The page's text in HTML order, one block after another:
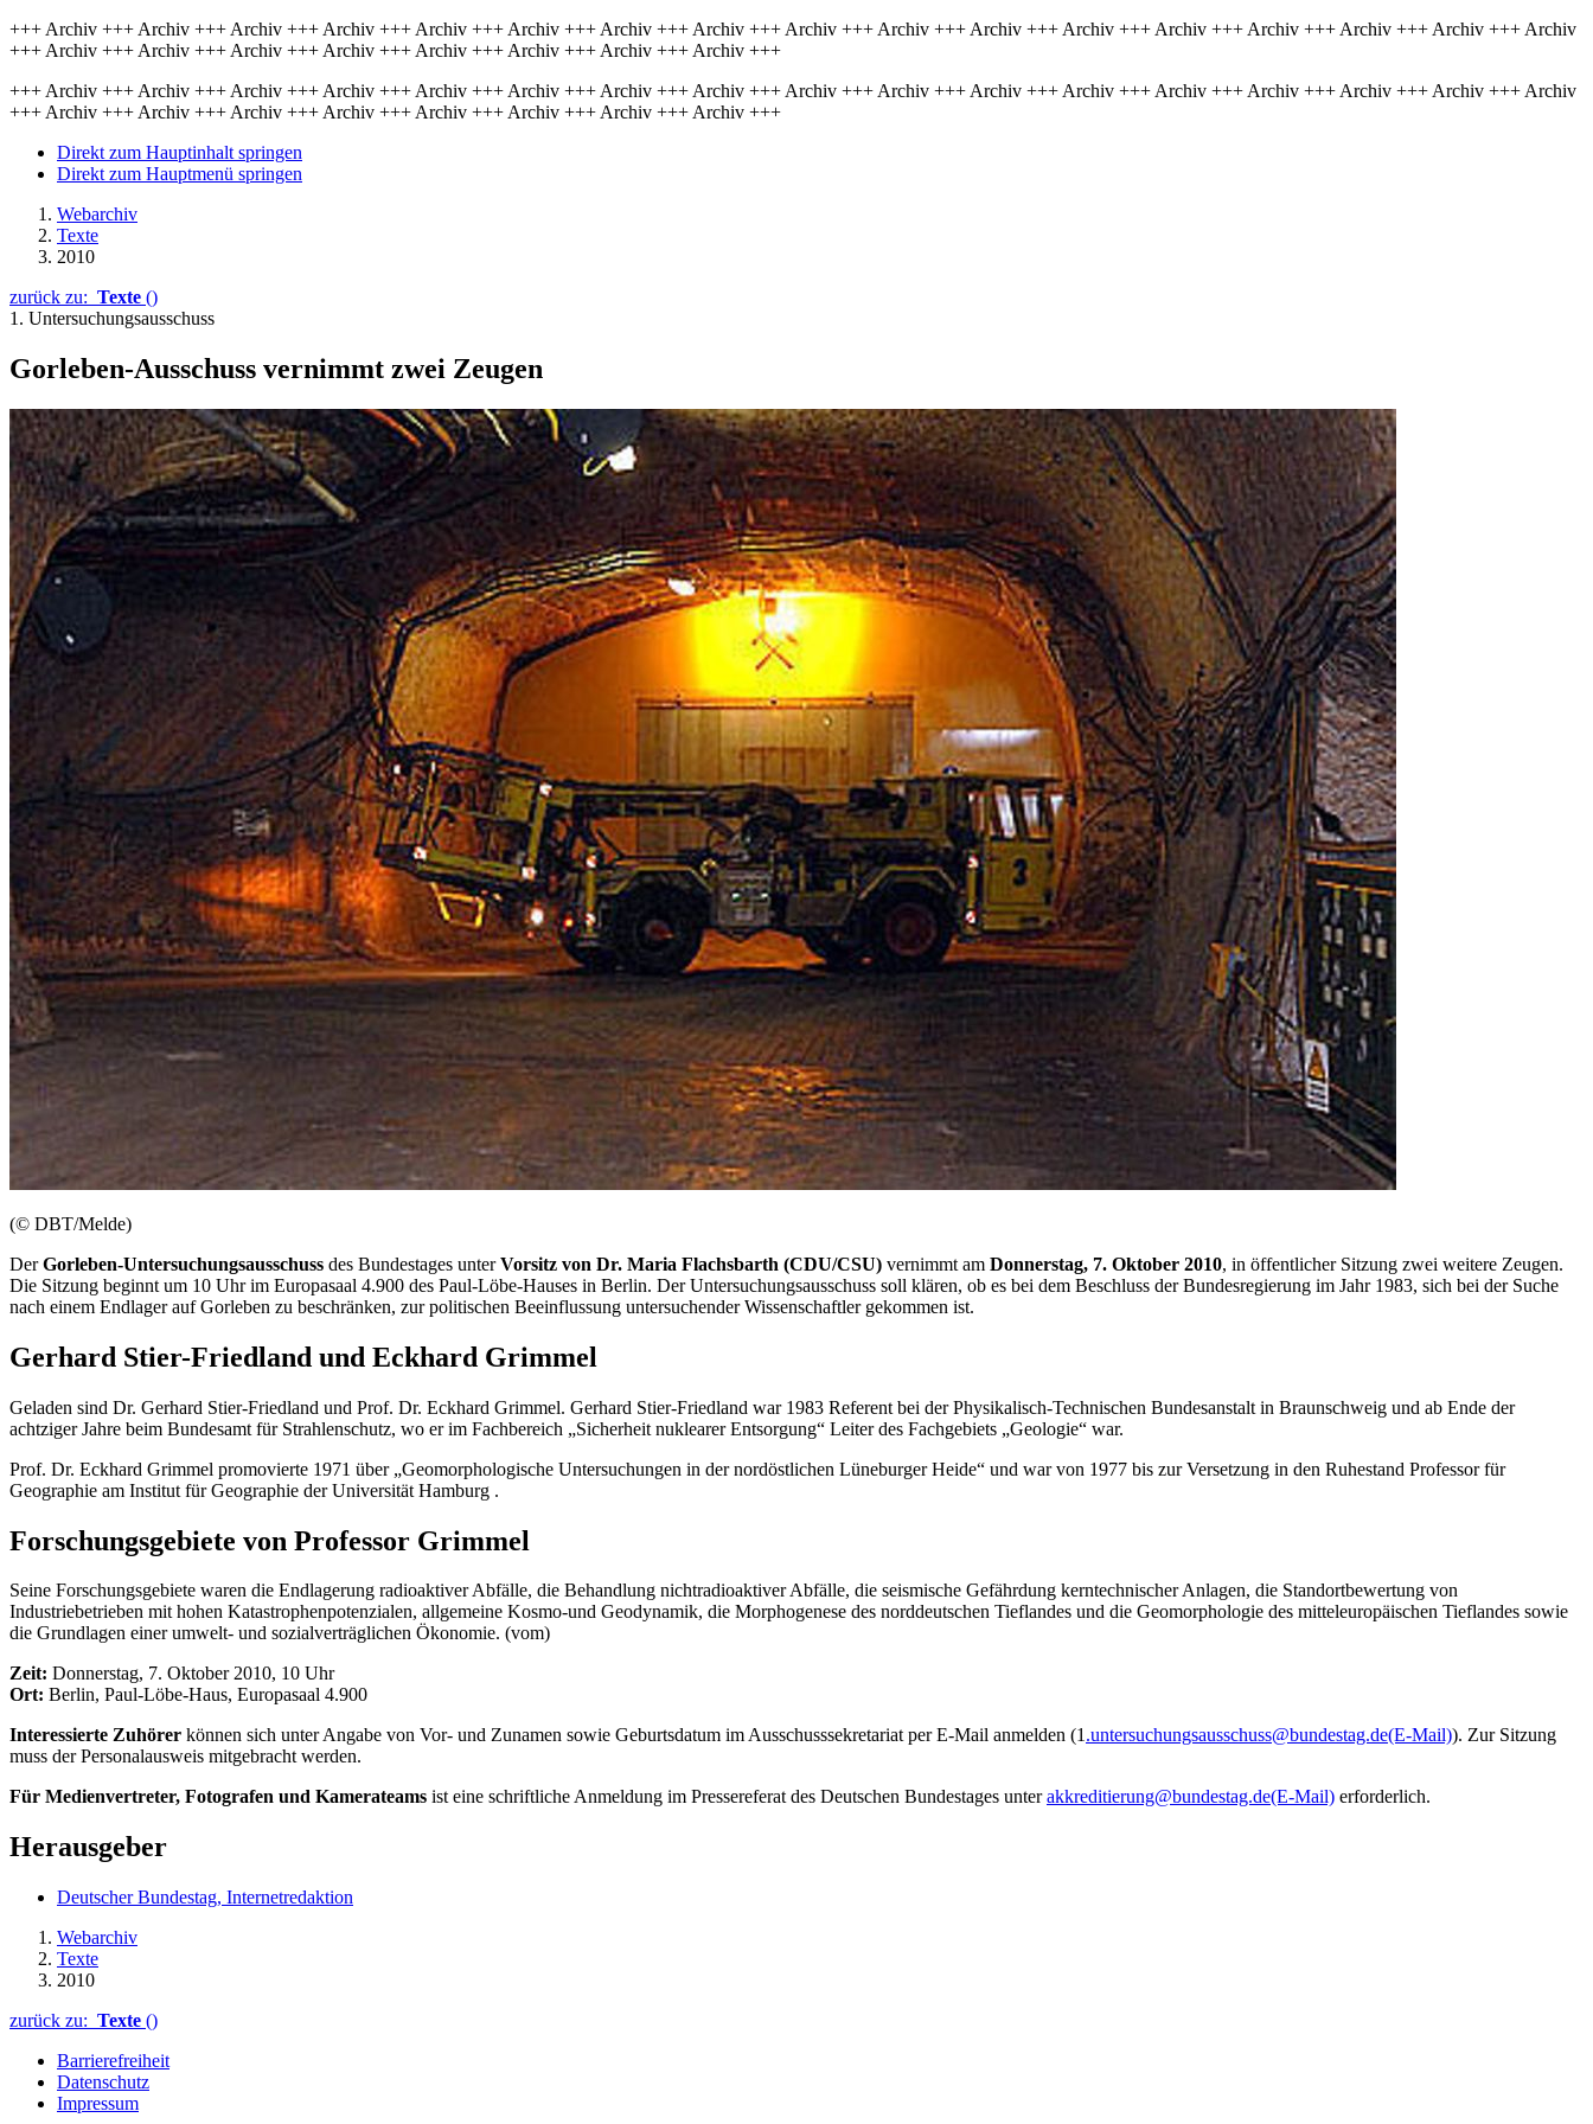
+++ Archiv +++ Archiv +++ Archiv +++ Archiv +++ Archiv +++ Archiv +++ Archiv +++ Archiv +++ Archiv +++ Archiv +++ Archiv +++ Archiv +++ Archiv +++ Archiv +++ Archiv +++ Archiv +++ Archiv
+++ Archiv +++ Archiv +++ Archiv +++ Archiv +++ Archiv +++ Archiv +++ Archiv +++ Archiv +++
+++ Archiv +++ Archiv +++ Archiv +++ Archiv +++ Archiv +++ Archiv +++ Archiv +++ Archiv +++ Archiv +++ Archiv +++ Archiv +++ Archiv +++ Archiv +++ Archiv +++ Archiv +++ Archiv +++ Archiv
+++ Archiv +++ Archiv +++ Archiv +++ Archiv +++ Archiv +++ Archiv +++ Archiv +++ Archiv +++
Direkt zum Hauptinhalt springen
Direkt zum Hauptmenü springen
Webarchiv
Texte
2010
zurück zu: Texte ()
1. Untersuchungsausschuss
Gorleben-Ausschuss vernimmt zwei Zeugen
(© DBT/Melde)
DerGorleben-Untersuchungsausschuss des Bundestages unterVorsitz von Dr. Maria Flachsbarth (CDU/CSU) vernimmt am Donnerstag, 7. Oktober 2010, in öffentlicher Sitzung zwei weitere Zeugen.
Die Sitzung beginnt um 10 Uhr im Europasaal 4.900 des Paul-Löbe-Hauses in Berlin. Der Untersuchungsausschuss soll klären, ob es bei dem Beschluss der Bundesregierung im Jahr 1983, sich bei der Suche
nach einem Endlager auf Gorleben zu beschränken, zur politischen Beeinflussung untersuchender Wissenschaftler gekommen ist.
Gerhard Stier-Friedland und Eckhard Grimmel
Geladen sind Dr. Gerhard Stier-Friedland und Prof. Dr. Eckhard Grimmel. Gerhard Stier-Friedland war 1983 Referent bei der Physikalisch-Technischen Bundesanstalt in Braunschweig und ab Ende der
achtziger Jahre beim Bundesamt für Strahlenschutz, wo er im Fachbereich „Sicherheit nuklearer Entsorgung“ Leiter des Fachgebiets „Geologie“ war.
Prof. Dr. Eckhard Grimmel promovierte 1971 über „Geomorphologische Untersuchungen in der nordöstlichen Lüneburger Heide“ und war von 1977 bis zur Versetzung in den Ruhestand Professor für
Geographie am Institut für Geographie der Universität Hamburg .
Forschungsgebiete von Professor Grimmel
Seine Forschungsgebiete waren die Endlagerung radioaktiver Abfälle, die Behandlung nichtradioaktiver Abfälle, die seismische Gefährdung kerntechnischer Anlagen, die Standortbewertung von
Industriebetrieben mit hohen Katastrophenpotenzialen, allgemeine Kosmo-und Geodynamik, die Morphogenese des norddeutschen Tieflandes und die Geomorphologie des mitteleuropäischen Tieflandes sowie
die Grundlagen einer umwelt- und sozialverträglichen Ökonomie. (vom)
Zeit: Donnerstag, 7. Oktober 2010, 10 Uhr
Ort: Berlin, Paul-Löbe-Haus, Europasaal 4.900
Interessierte Zuhörer können sich unter Angabe von Vor- und Zunamen sowie Geburtsdatum im Ausschusssekretariat per E-Mail anmelden (1.untersuchungsausschuss@bundestag.de(E-Mail)). Zur Sitzung
muss der Personalausweis mitgebracht werden.
Für Medienvertreter, Fotografen und Kamerateams ist eine schriftliche Anmeldung im Pressereferat des Deutschen Bundestages unterakkreditierung@bundestag.de(E-Mail) erforderlich.
Herausgeber
Deutscher Bundestag, Internetredaktion
Webarchiv
Texte
2010
zurück zu: Texte ()
Barrierefreiheit
Datenschutz
Impressum